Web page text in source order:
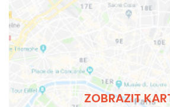
ZOBRAZIT